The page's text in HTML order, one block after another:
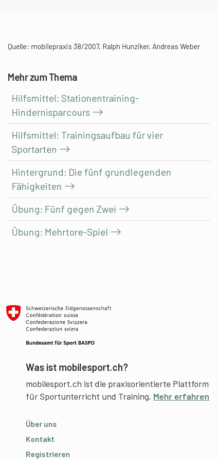
Quelle: mobilepraxis 38/2007, Ralph Hunziker, Andreas Weber
Mehr zum Thema
Hilfsmittel: Stationentraining-
Hindernisparcours
Hilfsmittel: Trainingsaufbau für vier
Sportarten
Hintergrund: Die fünf grundlegenden
Fähigkeiten
Übung: Fünf gegen Zwei
Übung: Mehrtore-Spiel
Was ist mobilesport.ch?
mobilesport.ch ist die praxisorientierte Plattform
für Sportunterricht und Training. Mehr erfahren
Über uns
Kontakt
Registrieren